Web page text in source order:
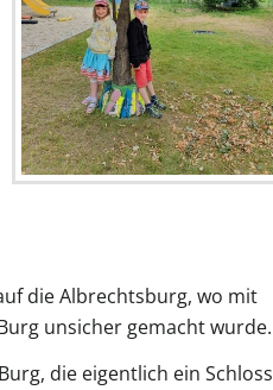
die Albrechtsburg, wo mit
unsicher gemacht wurde.
die eigentlich ein Schloss